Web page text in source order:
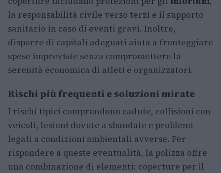
la responsabilità civile verso terzi e il supporto
sanitario in caso di eventi gravi. Inoltre,
disporre di capitali adeguati aiuta a fronteggiare
spese impreviste senza compromettere la
serenità economica di atleti e organizzatori.
Rischi più frequenti e soluzioni mirate
I rischi tipici comprendono cadute, collisioni con
veicoli, lesioni dovute a sbandate e problemi
legati a condizioni ambientali avverse. Per
rispondere a queste eventualità, la polizza offre
una combinazione di elementi: coperture per il